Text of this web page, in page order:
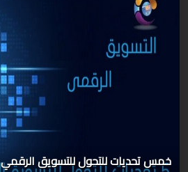
خمس تحديات للتحول للتسويق الرقمي